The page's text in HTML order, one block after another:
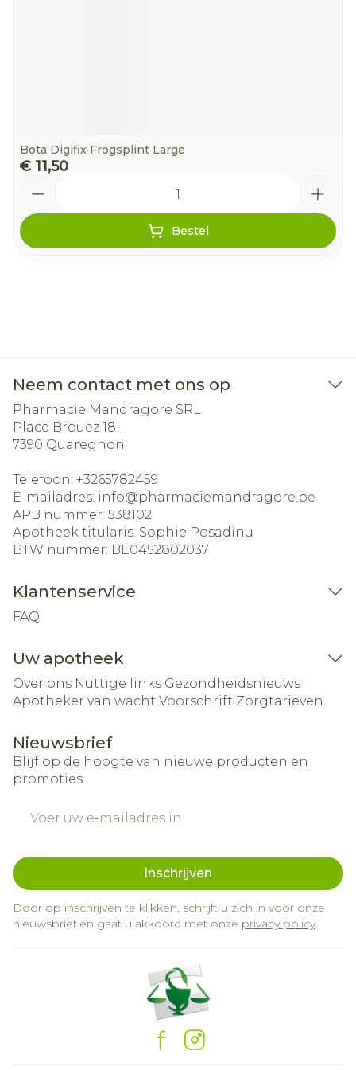
Bota Digifix Frogsplint Large
€ 11,50
Bestel
Neem contact met ons op
Pharmacie Mandragore SRL
Place Brouez 18
7390 Quaregnon
Telefoon: +3265782459
E-mailadres: info@pharmaciemandragore.be
APB nummer: 538102
Apotheek titularis: Sophie Posadinu
BTW nummer: BE0452802037
Klantenservice
FAQ
Uw apotheek
Over ons Nuttige links Gezondheidsnieuws
Apotheker van wacht Voorschrift Zorgtarieven
Nieuwsbrief
Blijf op de hoogte van nieuwe producten en
promoties
Inschrijven
Door op inschrijven te klikken, schrijft u zich in voor onze
nieuwsbrief en gaat u akkoord met onze privacy policy.